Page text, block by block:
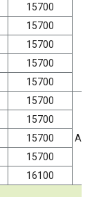
15700
15700
15700
15700
15700
15700
15700
15700
15700
16100